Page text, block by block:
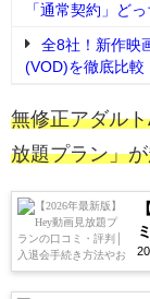
「通常契約」ど
全8社！新作映
(VOD)を徹底比較
無修正アダル
放題プラン」